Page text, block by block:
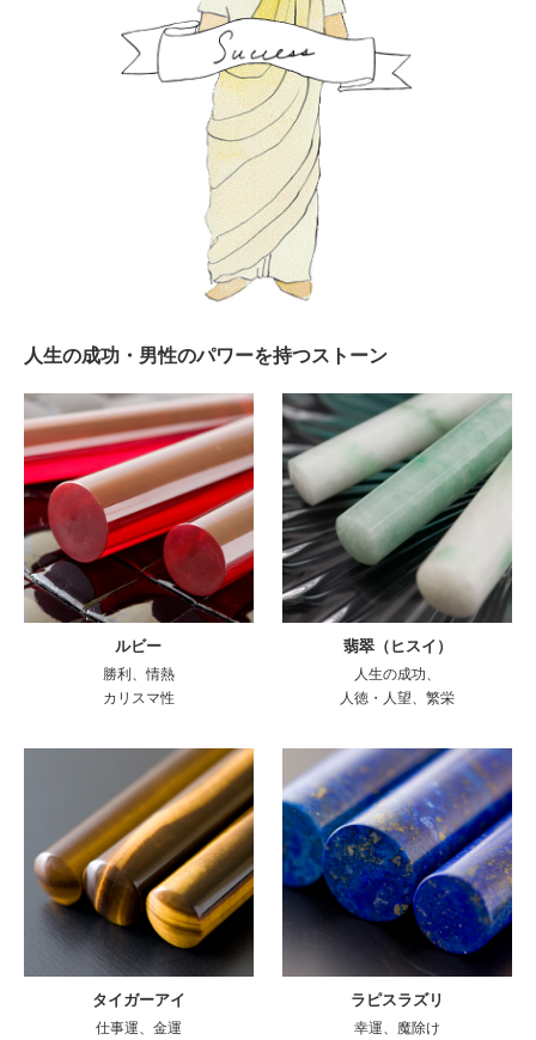
人生の成功・男性のパワーを持つストーン
ルビー
勝利、情熱
カリスマ性
翡翠（ヒスイ）
人生の成功、
人徳・人望、繁栄
タイガーアイ
仕事運、金運
ラピスラズリ
幸運、魔除け